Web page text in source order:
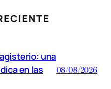
una
en las
08/08/2026